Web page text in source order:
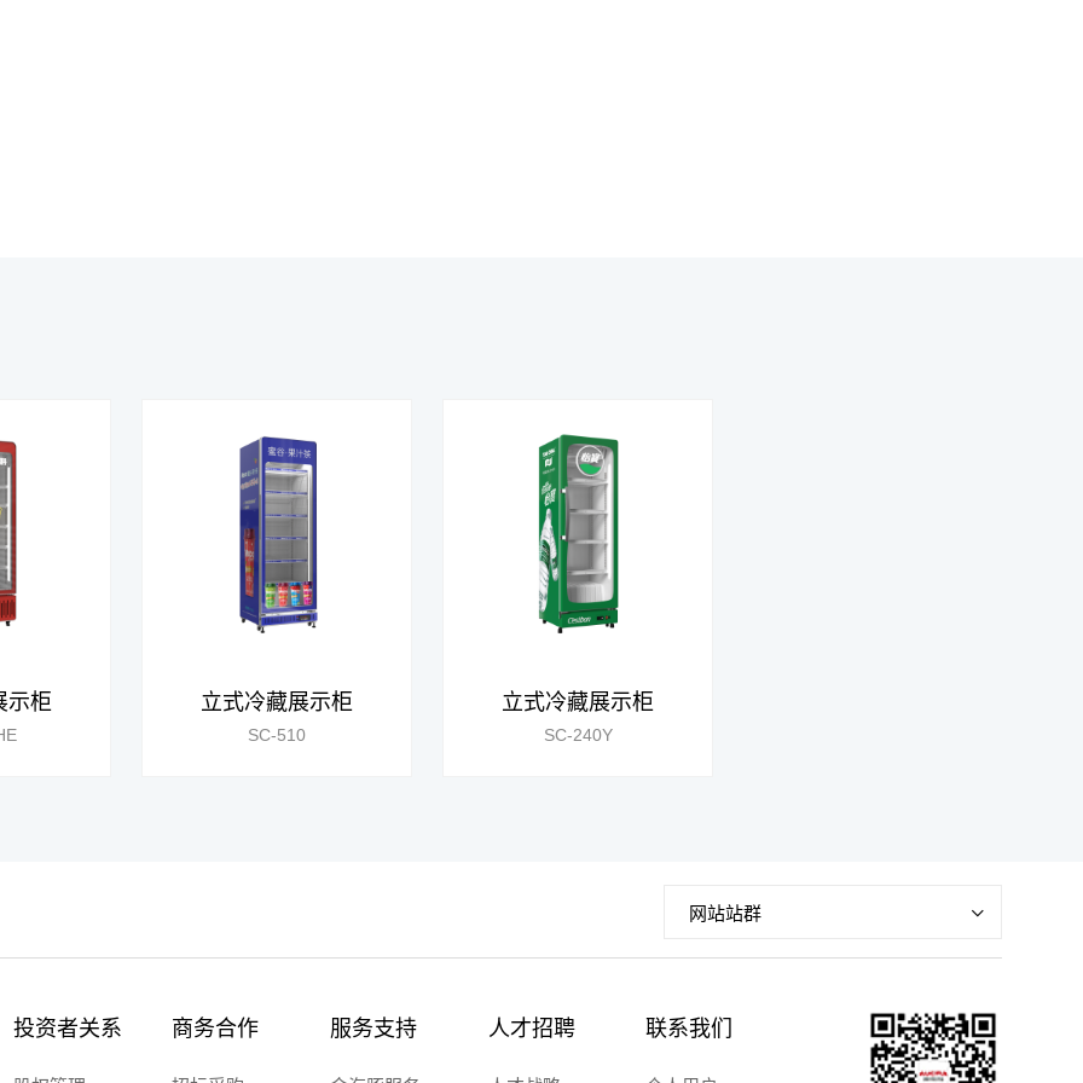
示柜 立式冷藏展示柜
SC-510
立式冷藏展示柜
SC-240Y
网站站群
投资者关系 商务合作 服务支持 人才招聘 联系我们